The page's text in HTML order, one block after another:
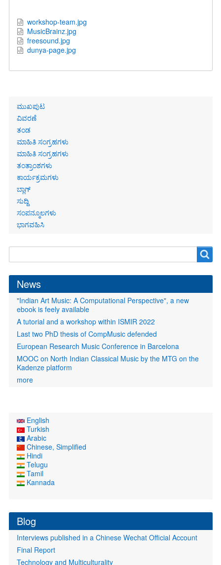
workshop-team.jpg
MusicBrainz.jpg
freesound.jpg
dunya-page.jpg
Primary
links
ಮುಖಪುಟ
ವಿವರಣೆ
ತಂಡ
ಮಾಹಿತಿ ಸಂಗ್ರಹಗಳು
ಮಾಹಿತಿ ಸಂಗ್ರಹಗಳು
ತಂತ್ರಾಂಶಗಳು
ಕಾರ್ಯಕ್ರಮಗಳು
ಬ್ಲಾಗ್
ಸುದ್ದಿ
ಸಂಪನ್ಮೂಲಗಳು
ಭಾಗವಹಿಸಿ
form
News
"Indian Art Music: A Computational Perspective", a new
ebook is feely available
A tutorial and a workshop within ISMIR 2022
Last two PhD thesis of CompMusic defended
European Research Music Conference in Barcelona
MOOC on North Indian Classical Music by the MTG on the
Kadenze platform
more
English
Turkish
Arabic
Chinese, Simplified
Hindi
Telugu
Tamil
Kannada
Blog
Interviews published in a Chinese Wechat Official Account
Final Report
Technology and Multiculturality